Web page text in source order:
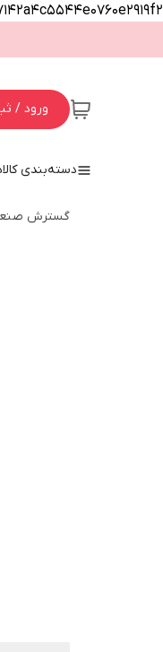
ورود /
دسته‌بندی
گسترش